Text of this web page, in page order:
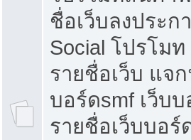
ชื่อเว็บลงประ
Social โปรโม
รายชื่อเว็บ แจ
บอร์ดsmf เว็บ
รายชื่อเว็บบอ